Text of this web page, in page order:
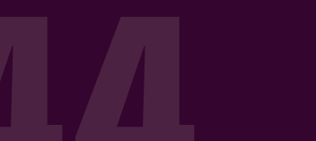
Acepto la Política de Privacidad